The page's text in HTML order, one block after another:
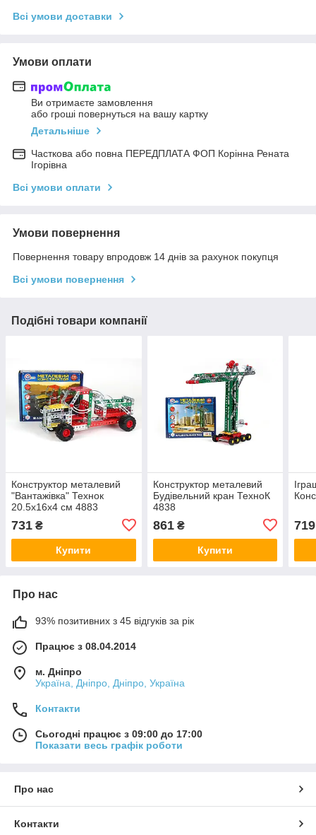
Всі умови доставки
Умови оплати
Ви отримаєте замовлення
або гроші повернуться на вашу картку
Детальніше
Часткова або повна ПЕРЕДПЛАТА ФОП Корінна Рената
Ігорівна
Всі умови оплати
Умови повернення
Повернення товару впродовж 14 днів за рахунок покупця
Всі умови повернення
Подібні товари компанії
Конструктор металевий
"Вантажівка" Технок
20.5х16х4 см 4883
731 ₴
Купити
Конструктор металевий
Будівельний кран ТехноК
4838
861₴
Купити
719
Про нас
93% позитивних з 45 відгуків за рік
Працює з 08.04.2014
м. Дніпро
Україна, Дніпро, Дніпро, Україна
Контакти
Сьогодні працює з 09:00 до 17:00
Показати весь графік роботи
Про нас
Контакти